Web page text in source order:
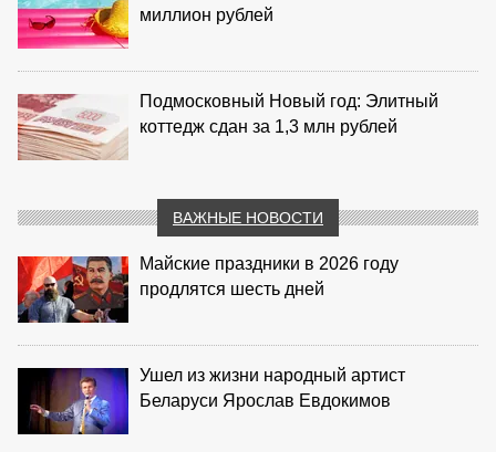
миллион рублей
Подмосковный Новый год: Элитный
коттедж сдан за 1,3 млн рублей
ВАЖНЫЕ НОВОСТИ
Майские праздники в 2026 году
продлятся шесть дней
Ушел из жизни народный артист
Беларуси Ярослав Евдокимов